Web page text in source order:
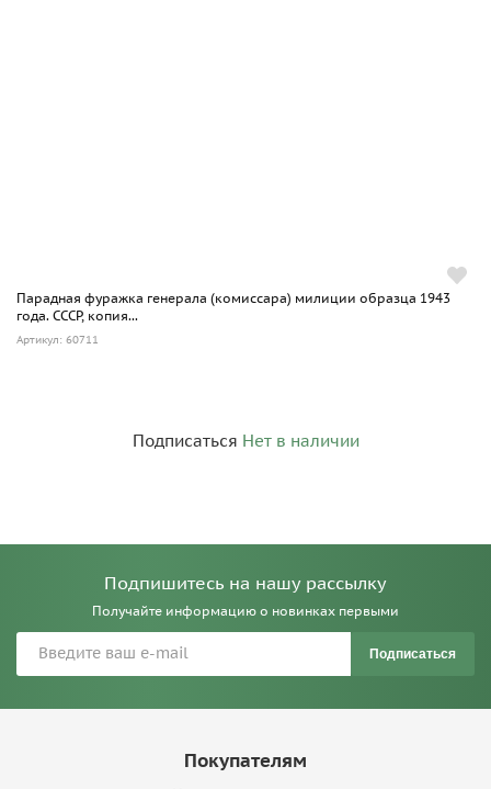
Парадная фуражка генерала (комиссара) милиции образца 1943
года. СССР, копия...
Артикул: 60711
Подписаться Нет в наличии
Подпишитесь на нашу рассылку
Получайте информацию о новинках первыми
Подписаться
Покупателям